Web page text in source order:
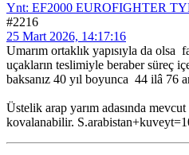
Ynt: EF2000 EUROFIGHTER
#2216
25 Mart 2026, 14:17:16
Umarım ortaklık yapısıyla da olsa
uçakların teslimiyle beraber süreç
baksanız 40 yıl boyunca 44 ilâ 76
Üstelik arap yarım adasında
kovalanabilir.